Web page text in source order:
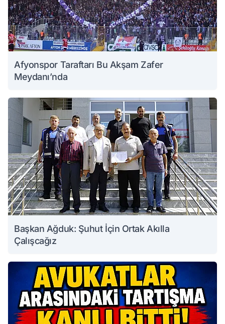
Afyonspor Taraftarı Bu Akşam Zafer
Meydanı’nda
Başkan Ağduk: Şuhut İçin Ortak Akılla
Çalışcağız